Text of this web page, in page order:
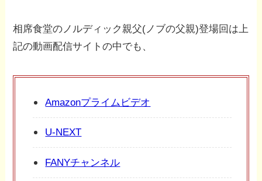
相席食堂のノルディック親父(ノブの父親)登場回は上
記の動画配信サイトの中でも、
Amazonプライムビデオ
U-NEXT
FANYチャンネル